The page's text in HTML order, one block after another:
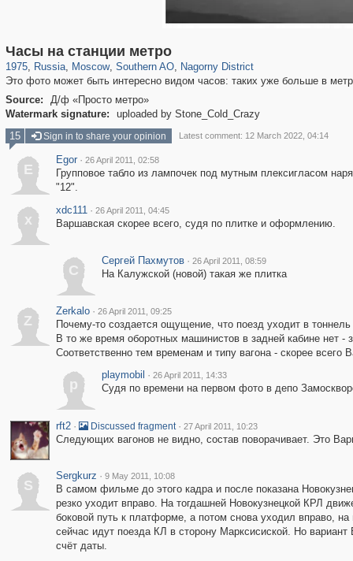
Часы на станции метро
1975, Russia
1,406,255 29,243
, Moscow
319,780 8,286
, Southern AO
21,637 390
, Nagorny District
Это фото может быть интересно видом часов: таких уже больше в
Source:
Д/ф «Просто метро»
Watermark signature:
uploaded by Stone_Cold_Crazy
15
Sign in to share your opinion Latest comment: 12 March 2022, 04:14
E
Egor · 26 April 2011, 02:58
Групповое табло из лампочек под мутным плексигласом
"12".
x
xdc111 · 26 April 2011, 04:45
Варшавская скорее всего, судя по плитке и оформлению.
С
Сергей Пахмутов · 26 April 2011, 08:59
На Калужской (новой) такая же плитка
Z
Zerkalo · 26 April 2011, 09:25
Почему-то создается ощущение, что поезд уходит в
В то же время оборотных машинистов в задней кабине нет -
Соответственно тем временам и типу вагона - скорее всего
p
playmobil · 26 April 2011, 14:33
Судя по времени на первом фото в депо
rft2 · Discussed fragment · 27 April 2011, 10:23
Следующих вагонов не видно, состав поворачивает. Это
S
Sergkurz · 9 May 2011, 10:08
В самом фильме до этого кадра и после показана
резко уходит вправо. На тогдашней Новокузнецкой КРЛ
боковой путь к платформе, а потом снова уходил вправо,
сейчас идут поезда КЛ в сторону Марксисиской. Но
счёт даты.